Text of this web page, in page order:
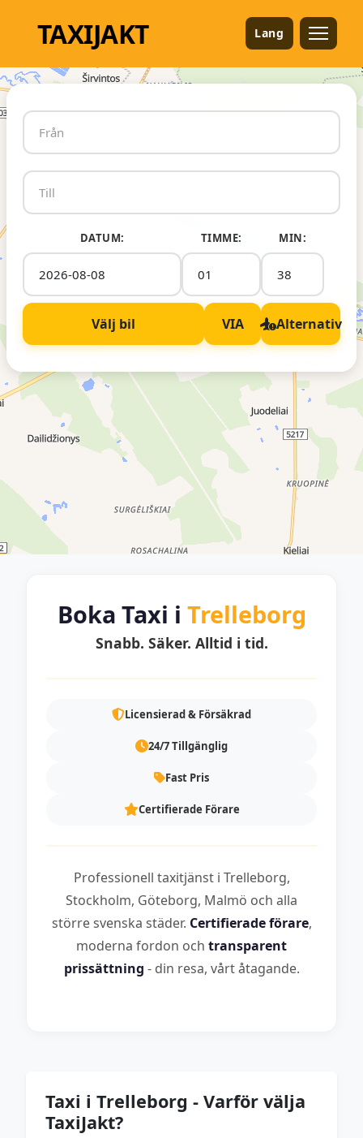
TAXIJAKT Lang
DATUM: TIMME: MIN:
Välj bil VIA Alternativ
Boka Taxi i Trelleborg
Snabb. Säker. Alltid i tid.
Licensierad & Försäkrad
24/7 Tillgänglig
Fast Pris
Certifierade Förare
Professionell taxitjänst i Trelleborg,
Stockholm, Göteborg, Malmö och alla
större svenska städer. Certifierade förare,
moderna fordon och transparent
prissättning - din resa, vårt åtagande.
Taxi i Trelleborg - Varför välja
TaxiJakt?